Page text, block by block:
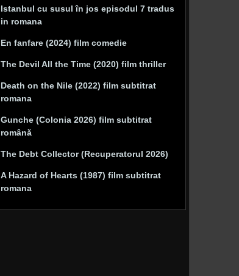
Istanbul cu susul în jos episodul 7 tradus
in romana
En fanfare (2024) film comedie
The Devil All the Time (2020) film thriller
Death on the Nile (2022) film subtitrat
romana
Gunche (Colonia 2026) film subtitrat
română
The Debt Collector (Recuperatorul 2026)
A Hazard of Hearts (1987) film subtitrat
romana